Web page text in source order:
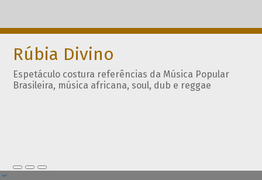
Rúbia Divino
Espetáculo costura referências da Música Popular
Brasileira, música africana, soul, dub e reggae